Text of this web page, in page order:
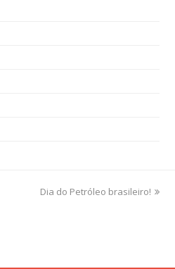
next
Dia do Petróleo brasileiro!